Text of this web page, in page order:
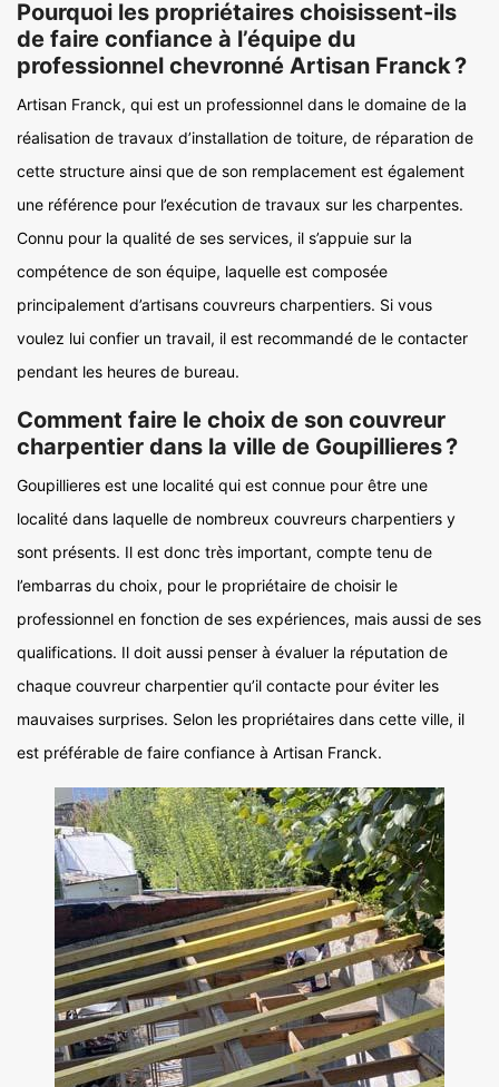
Pourquoi les propriétaires choisissent-ils
de faire confiance à l’équipe du
professionnel chevronné Artisan Franck ?
Artisan Franck, qui est un professionnel dans le domaine de la
réalisation de travaux d’installation de toiture, de réparation de
cette structure ainsi que de son remplacement est également
une référence pour l’exécution de travaux sur les charpentes.
Connu pour la qualité de ses services, il s’appuie sur la
compétence de son équipe, laquelle est composée
principalement d’artisans couvreurs charpentiers. Si vous
voulez lui confier un travail, il est recommandé de le contacter
pendant les heures de bureau.
Comment faire le choix de son couvreur
charpentier dans la ville de Goupillieres ?
Goupillieres est une localité qui est connue pour être une
localité dans laquelle de nombreux couvreurs charpentiers y
sont présents. Il est donc très important, compte tenu de
l’embarras du choix, pour le propriétaire de choisir le
professionnel en fonction de ses expériences, mais aussi de ses
qualifications. Il doit aussi penser à évaluer la réputation de
chaque couvreur charpentier qu’il contacte pour éviter les
mauvaises surprises. Selon les propriétaires dans cette ville, il
est préférable de faire confiance à Artisan Franck.